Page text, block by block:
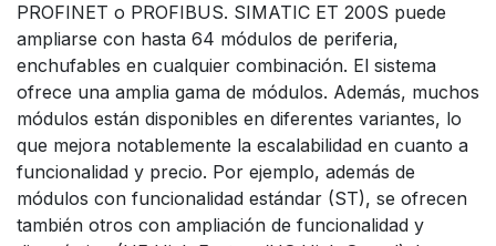
PROFINET o PROFIBUS. SIMATIC ET 200S puede
ampliarse con hasta 64 módulos de periferia,
enchufables en cualquier combinación. El sistema
ofrece una amplia gama de módulos. Además, muchos
módulos están disponibles en diferentes variantes, lo
que mejora notablemente la escalabilidad en cuanto a
funcionalidad y precio. Por ejemplo, además de
módulos con funcionalidad estándar (ST), se ofrecen
también otros con ampliación de funcionalidad y